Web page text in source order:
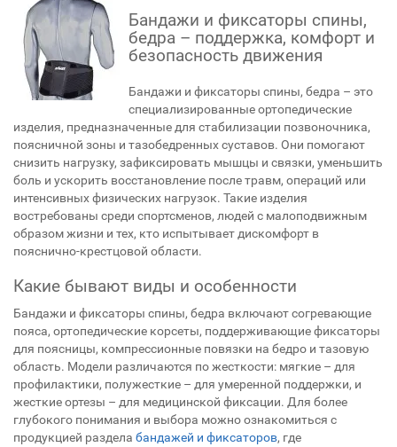
Бандажи и фиксаторы спины,
бедра – поддержка, комфорт и
безопасность движения
Бандажи и фиксаторы спины, бедра – это
специализированные ортопедические
изделия, предназначенные для стабилизации позвоночника,
поясничной зоны и тазобедренных суставов. Они помогают
снизить нагрузку, зафиксировать мышцы и связки, уменьшить
боль и ускорить восстановление после травм, операций или
интенсивных физических нагрузок. Такие изделия
востребованы среди спортсменов, людей с малоподвижным
образом жизни и тех, кто испытывает дискомфорт в
пояснично-крестцовой области.
Какие бывают виды и особенности
Бандажи и фиксаторы спины, бедра включают согревающие
пояса, ортопедические корсеты, поддерживающие фиксаторы
для поясницы, компрессионные повязки на бедро и тазовую
область. Модели различаются по жесткости: мягкие – для
профилактики, полужесткие – для умеренной поддержки, и
жесткие ортезы – для медицинской фиксации. Для более
глубокого понимания и выбора можно ознакомиться с
продукцией раздела бандажей и фиксаторов, где